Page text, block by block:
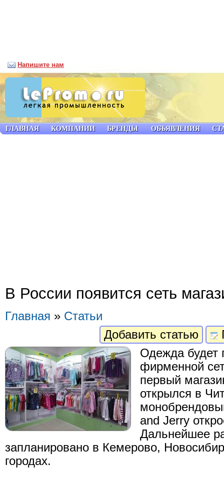
В России появится сеть
Главная » Статьи
Добавить статью
Одежда будет
фирменной
первый
открылся в
and Jerry
Дальнейшее
запланировано в Кемерово,
городах.
ГЛАВНАЯ КОМПАНИИ БРЕНДЫ ОБЪЯВЛЕНИЯ
Напишите нам